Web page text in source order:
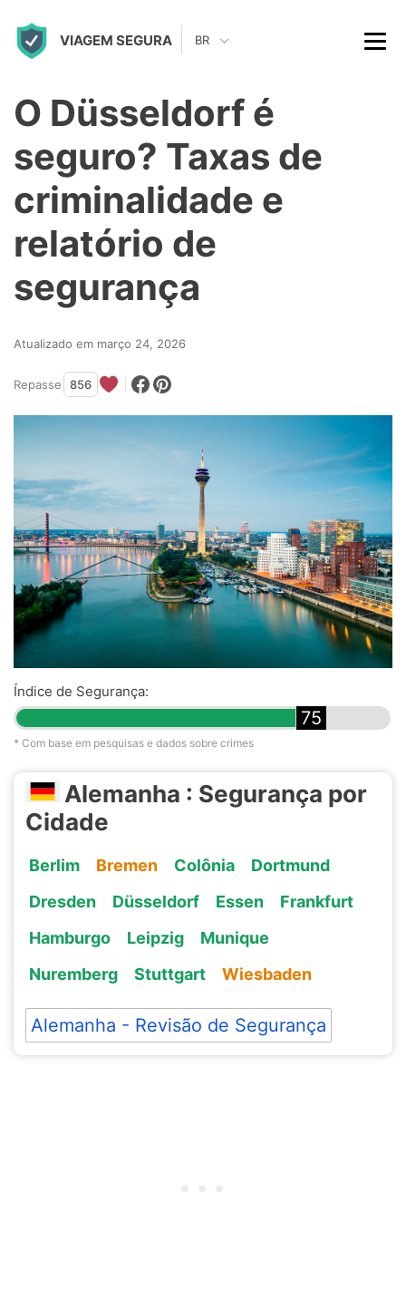
VIAGEM SEGURA BR
O Düsseldorf é
seguro? Taxas de
criminalidade e
relatório de
segurança
Atualizado em março 24, 2026
Repasse 856
Índice de Segurança:
75
* Com base em pesquisas e dados sobre crimes
Alemanha : Segurança por
Cidade
Berlim Bremen Colônia
Dortmund
Dresden
Düsseldorf Essen
Frankfurt
Hamburgo
Leipzig
Munique
Nuremberg
Stuttgart Wiesbaden
Alemanha - Revisão de Segurança